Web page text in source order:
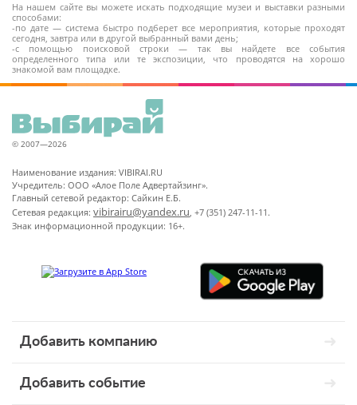
На нашем сайте вы можете искать подходящие музеи и выставки разными
способами:
-по дате — система быстро подберет все мероприятия, которые проходят
сегодня, завтра или в другой выбранный вами день;
-с помощью поисковой строки — так вы найдете все события
определенного типа или те экспозиции, что проводятся на хорошо
знакомой вам площадке.
© 2007—2026
Наименование издания: VIBIRAI.RU
Учредитель: ООО «Алое Поле Адвертайзинг».
Главный сетевой редактор: Сайкин Е.Б.
Сетевая редакция: vibirairu@yandex.ru, +7 (351) 247-11-11.
Знак информационной продукции: 16+.
Добавить компанию
Добавить событие